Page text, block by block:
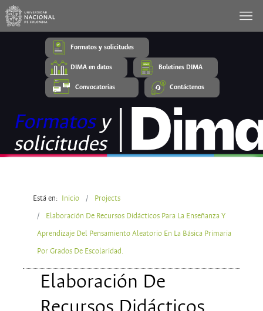
Formatos y solicitudes
DIMA en datos Boletines DIMA
Convocatorias Contáctenos
Está en: Inicio
Projects
Elaboración De Recursos Didácticos Para La Enseñanza Y
Aprendizaje Del Pensamiento Aleatorio En La Básica Primaria
Por Grados De Escolaridad.
Elaboración De
Recursos Didácticos